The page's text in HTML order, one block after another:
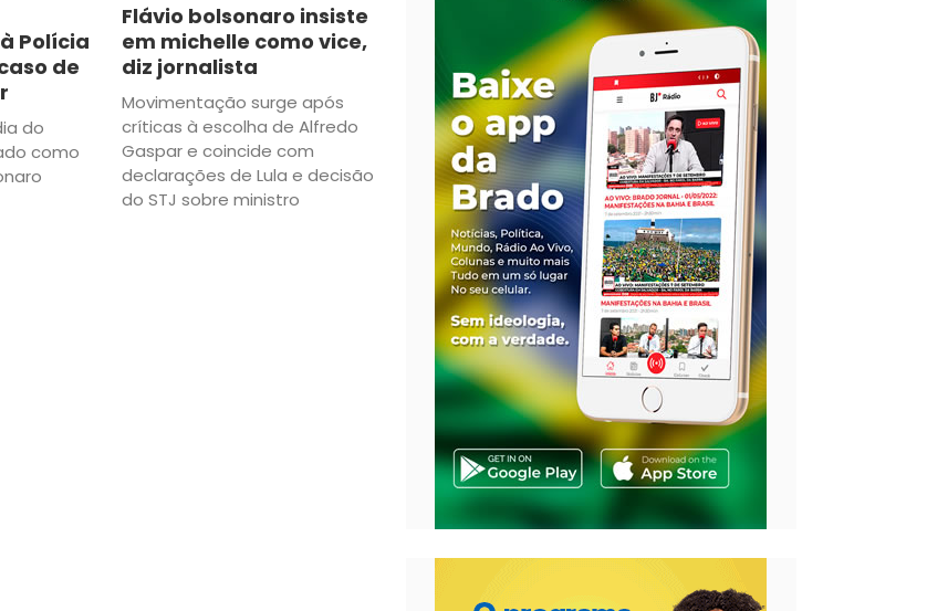
Polícia
de
do
como
Flávio bolsonaro insiste
em michelle como vice,
diz jornalista
Movimentação surge após
críticas à escolha de Alfredo
Gaspar e coincide com
declarações de Lula e decisão
do STJ sobre ministro